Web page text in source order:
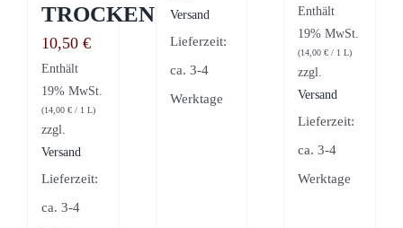
TROCKEN
10,50 €
Enthält
19% MwSt.
(14,00 € / 1 L)
zzgl.
Versand
Lieferzeit:
ca. 3-4
Versand
Lieferzeit:
ca. 3-4
Werktage
Enthält
19% MwSt.
(14,00€ / 1 L)
zzgl.
Versand
Lieferzeit:
ca. 3-4
Werktage